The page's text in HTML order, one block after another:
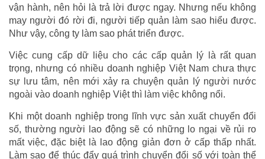
vận hành, nên hỏi là trả lời được ngay. Nhưng nếu không
may người đó rời đi, người tiếp quản làm sao hiểu được.
Như vậy, công ty làm sao phát triển được.
Việc cung cấp dữ liệu cho các cấp quản lý là rất quan
trọng, nhưng có nhiều doanh nghiệp Việt Nam chưa thực
sự lưu tâm, nên mới xảy ra chuyện quản lý người nước
ngoài vào doanh nghiệp Việt thì làm việc không nổi.
Khi một doanh nghiệp trong lĩnh vực sản xuất chuyển đổi
số, thường người lao động sẽ có những lo ngại về rủi ro
mất việc, đặc biệt là lao động giản đơn ở cấp thấp nhất.
Làm sao để thúc đẩy quá trình chuyển đổi số với toàn thể